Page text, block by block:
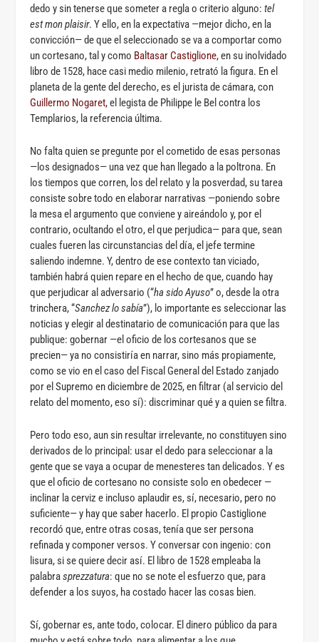
dedo y sin tenerse que someter a regla o criterio alguno:tel
est mon plaisir. Y ello, en la expectativa —mejor dicho, en la
convicción— de que el seleccionado se va a comportar como
un cortesano, tal y como Baltasar Castiglione, en su inolvidado
libro de 1528, hace casi medio milenio, retrató la figura. En el
planeta de la gente del derecho, es el jurista de cámara, con
Guillermo Nogaret,el legista de Philippe le Bel contra los
Templarios, la referencia última.
No falta quien se pregunte por el cometido de esas personas
—los designados— una vez que han llegado a la poltrona. En
los tiempos que corren, los del relato y la posverdad, su tarea
consiste sobre todo en elaborar narrativas —poniendo sobre
la mesa el argumento que conviene y aireándolo y, por el
contrario, ocultando el otro, el que perjudica— para que, sean
cuales fueren las circunstancias del día, el jefe termine
saliendo indemne. Y, dentro de ese contexto tan viciado,
también habrá quien repare en el hecho de que, cuando hay
que perjudicar al adversario (“ha sido Ayuso” o, desde la otra
trinchera, “Sanchez lo sabía”), lo importante es seleccionar las
noticias y elegir al destinatario de comunicación para que las
publique: gobernar —el oficio de los cortesanos que se
precien— ya no consistiría en narrar, sino más propiamente,
como se vio en el caso del Fiscal General del Estado zanjado
por el Supremo en diciembre de 2025, en filtrar (al servicio del
relato del momento, eso sí): discriminar qué y a quien se filtra.
Pero todo eso, aun sin resultar irrelevante, no constituyen sino
derivados de lo principal: usar el dedo para seleccionar a la
gente que se vaya a ocupar de menesteres tan delicados. Y es
que el oficio de cortesano no consiste solo en obedecer —
inclinar la cerviz e incluso aplaudir es, sí, necesario, pero no
suficiente— y hay que saber hacerlo. El propio Castiglione
recordó que, entre otras cosas, tenía que ser persona
refinada y componer versos. Y conversar con ingenio: con
lisura, si se quiere decir así. El libro de 1528 empleaba la
palabrasprezzatura: que no se note el esfuerzo que, para
defender a los suyos, ha costado hacer las cosas bien.
Sí, gobernar es, ante todo, colocar. El dinero público da para